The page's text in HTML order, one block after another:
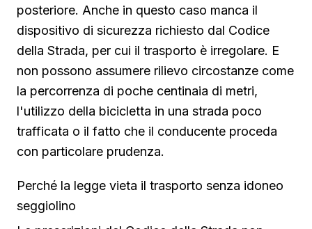
posteriore. Anche in questo caso manca il
dispositivo di sicurezza richiesto dal Codice
della Strada, per cui il trasporto è irregolare. E
non possono assumere rilievo circostanze come
la percorrenza di poche centinaia di metri,
l'utilizzo della bicicletta in una strada poco
trafficata o il fatto che il conducente proceda
con particolare prudenza.
Perché la legge vieta il trasporto senza idoneo
seggiolino